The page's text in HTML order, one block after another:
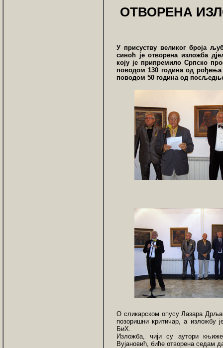
ОТВОРЕНА
У присуству великог броја
синоћ је отворена изложба
коју је припремило Српско
поводом 130 година од рођења
поводом 50 година од
О сликарском опусу Лазара
позоришни критичар, а изложбу
БиХ.
Изложба, чији су аутори
Вујановић, биће отворена седам